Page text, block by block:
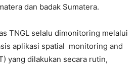
dan badak Sumatera.
TNGL selalu dimonitoring melalui
aplikasi spatial monitoring and
yang dilakukan secara rutin,